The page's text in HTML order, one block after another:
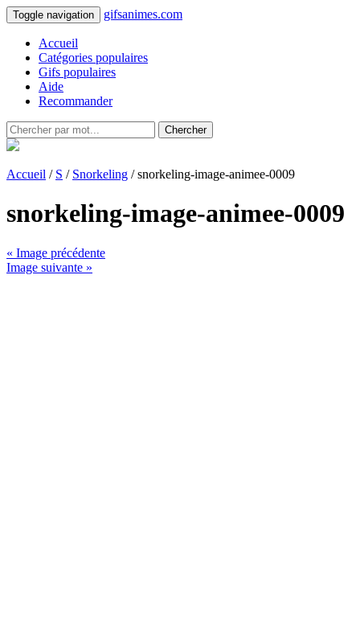
Toggle navigation gifsanimes.com
Accueil
Catégories populaires
Gifs populaires
Aide
Recommander
Chercher
Accueil / S / Snorkeling / snorkeling-image-animee-0009
snorkeling-image-animee-0009
« Image précédente
Image suivante »